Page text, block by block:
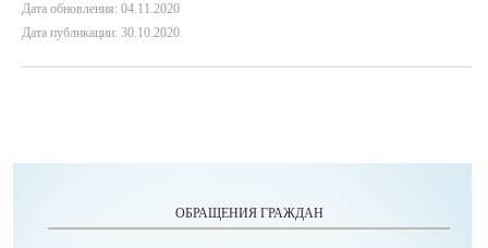
Дата обновления: 04.11.2020
Дата публикации: 30.10.2020
ОБРАЩЕНИЯ ГРАЖДАН